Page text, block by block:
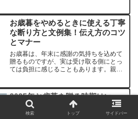
業種によって異なりますが、一般的には
11月下旬から12月中旬...
お歳暮をやめるときに使える丁寧
な断り方と文例集！伝え方のコツ
とマナー
お歳暮は、年末に感謝の気持ちを込めて
贈るものですが、実は受け取る側にとっ
ては負担に感じることもあります。親戚
礼状を書くのが面倒だったりすると、ど
うやって断ればいいのか伝...
2025年お歳暮を贈る時期はい
つ？関東・関西・沖縄の違いや遅
れた場合の対処法
検索 トップ サイドバー